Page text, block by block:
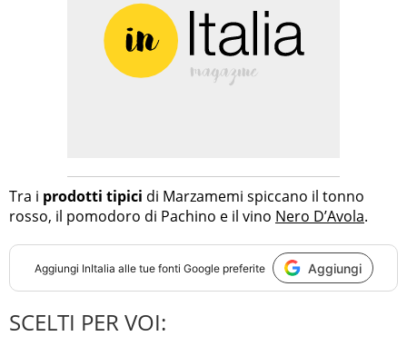
Tra i prodotti tipici di Marzamemi spiccano il tonno
rosso, il pomodoro di Pachino e il vino Nero D’Avola.
Aggiungi InItalia alle tue fonti Google preferite Aggiungi
SCELTI PER VOI: